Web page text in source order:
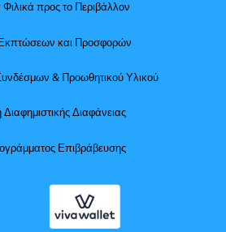
Φιλικά προς το Περιβάλλον
Εκπτώσεων και Προσφορών
& Προωθητικού Υλικού
Διαφημιστικής Διαφάνειας
Επιβράβευσης